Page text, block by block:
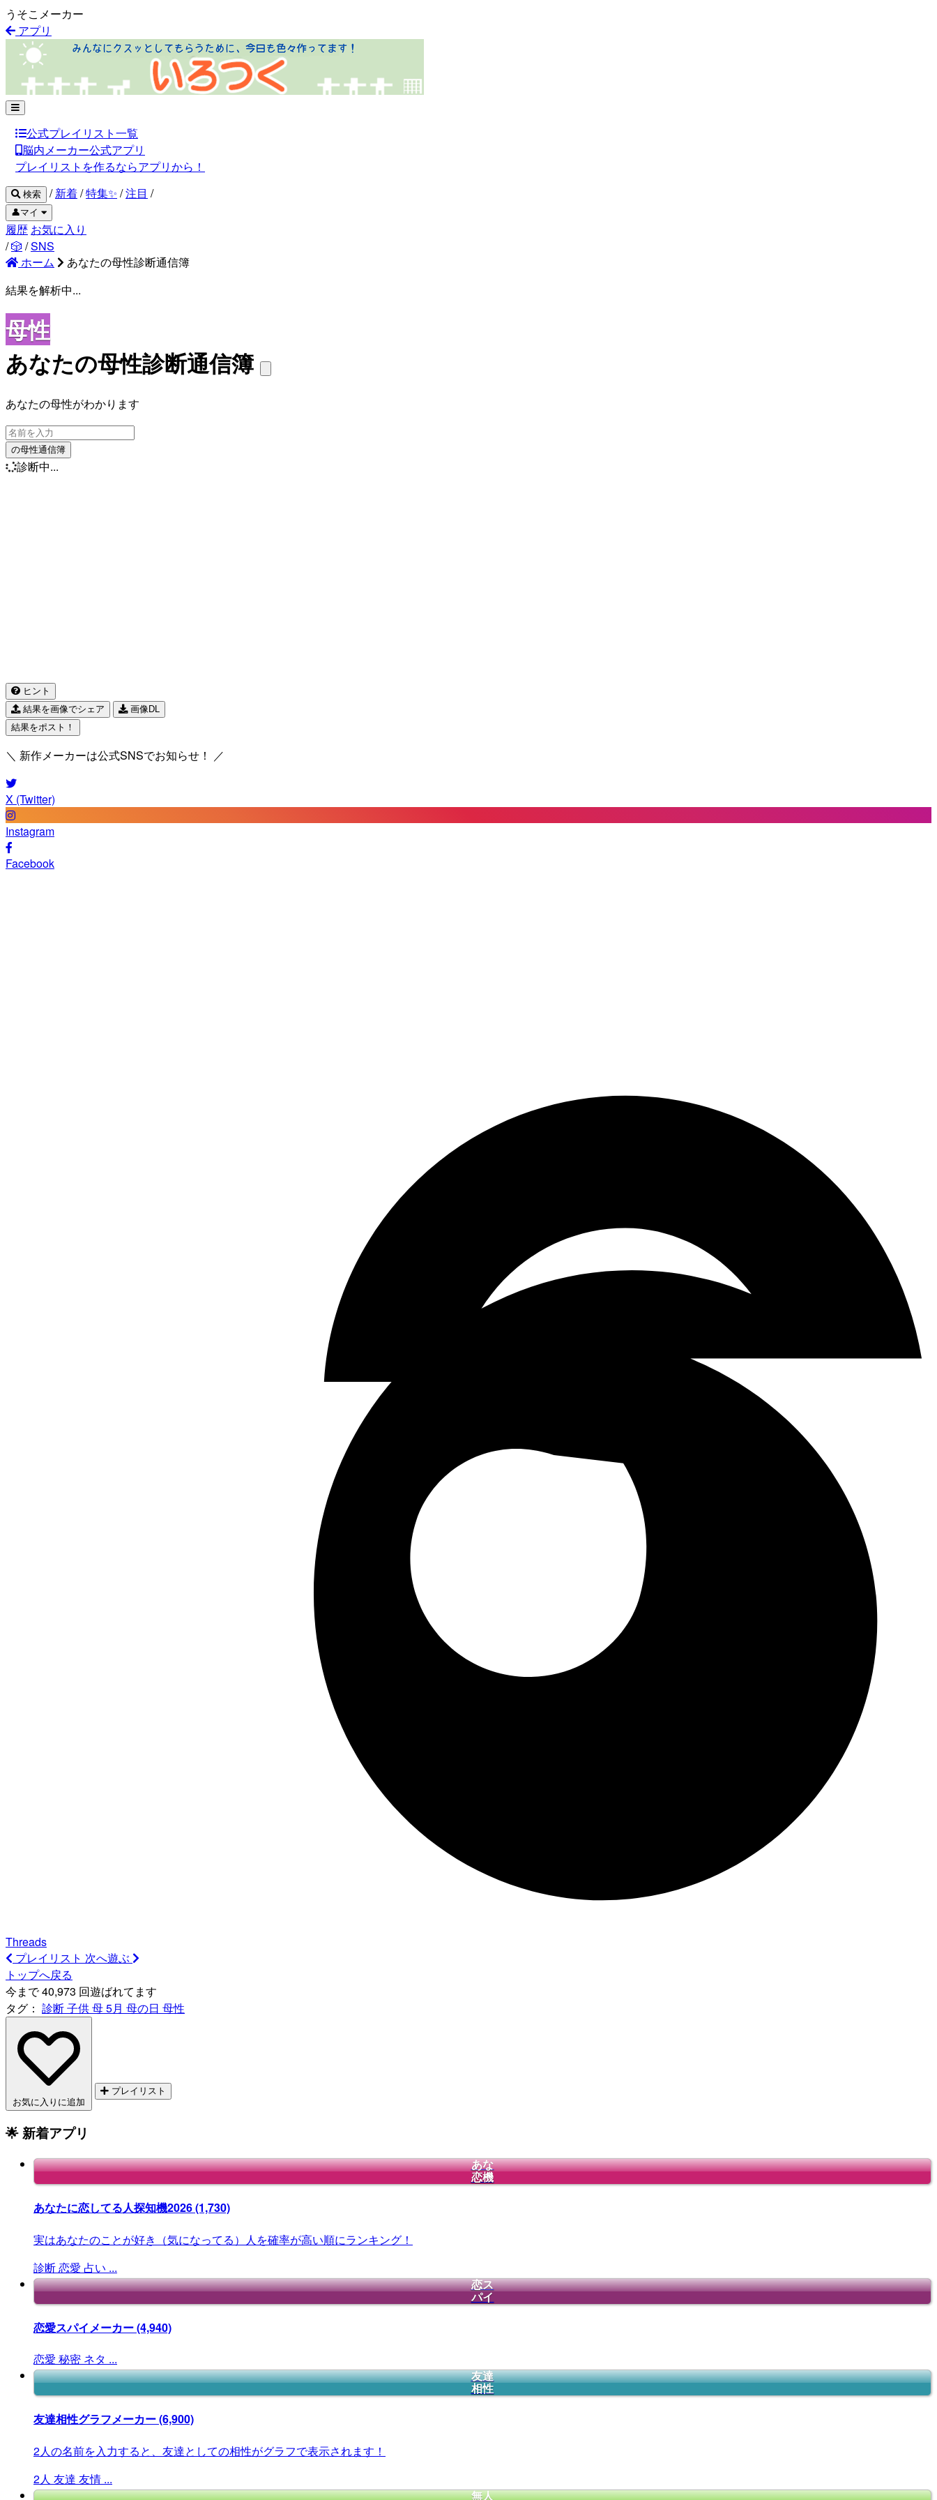
うそこメーカー
アプリ
公式プレイリスト一覧
脳内メーカー公式アプリ
プレイリストを作るならアプリから！
検索 / 新着/特集✨ /注目 /
👤マイ
履歴 お気に入り
/🎲 /SNS
ホーム
あなたの母性診断通信簿
結果を解析中...
母性
あなたの母性診断通信簿
あなたの母性がわかります
の母性通信簿
診断中...
ヒント
結果を画像でシェア
画像DL
結果をポスト！
＼ 新作メーカーは公式SNSでお知らせ！ ／
X (Twitter)
Instagram
Facebook
Threads
プレイリスト 次へ遊ぶ
トップへ戻る
今まで 40,973 回遊ばれてます
タグ： 診断子供母5月 母の日 母性
お気に入りに追加
プレイリスト
🌟 新着アプリ
あな
恋機
あなたに恋してる人探知機2026(1,730)
実はあなたのことが好き（気になってる）人を確率が高い順にランキング！
診断恋愛 占い ...
恋ス
パイ
恋愛スパイメーカー(4,940)
恋愛 秘密 ネタ ...
友達
相性
友達相性グラフメーカー(6,900)
2人の名前を入力すると、友達としての相性がグラフで表示されます！
2人 友達 友情 ...
無人